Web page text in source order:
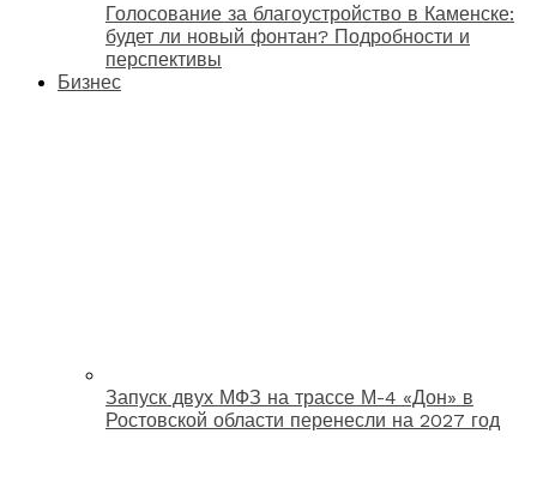
Голосование за благоустройство в Каменске:
будет ли новый фонтан? Подробности и
перспективы
Бизнес
Запуск двух МФЗ на трассе М-4 «Дон» в
Ростовской области перенесли на 2027 год